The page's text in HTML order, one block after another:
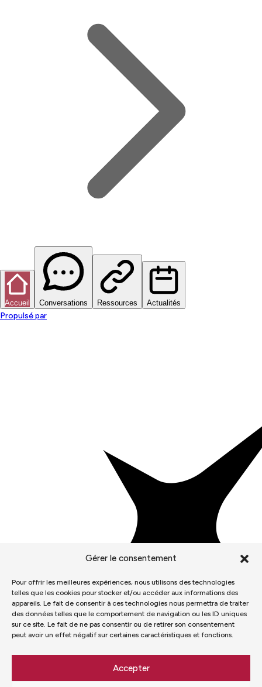
Gérer le consentement
Pour offrir les meilleures expériences, nous utilisons des technologies
telles que les cookies pour stocker et/ou accéder aux informations des
appareils. Le fait de consentir à ces technologies nous permettra de traiter
des données telles que le comportement de navigation ou les ID uniques
sur ce site. Le fait de ne pas consentir ou de retirer son consentement
peut avoir un effet négatif sur certaines caractéristiques et fonctions.
Accepter